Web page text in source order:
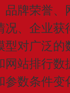
牌荣誉
、企业
对广泛
网站排行
参数条件